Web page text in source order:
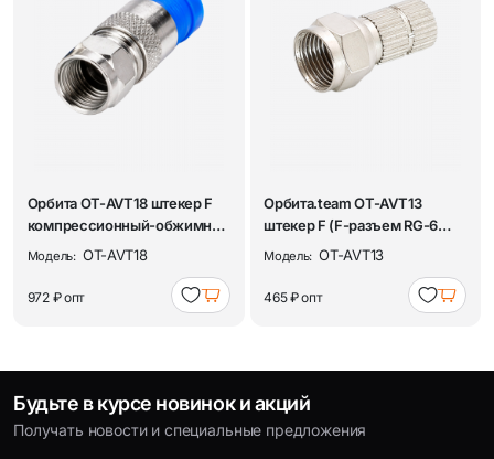
Орбита OT-AVT18 штекер F
компрессионный-обжимной
(RG-6) (УПА...
Модель: OT-AVT18
972 ₽опт
Орбита.team OT-AVT13
штекер F (F-разъем RG-6
резин.кольцо) (...
Модель: OT-AVT13
465 ₽опт
Будьте в курсе новинок и акций
Получать новости и специальные предложения